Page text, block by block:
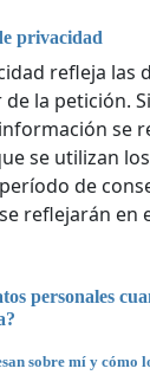
privacidad
refleja las
la petición.
se
se utilizan
de
reflejarán en
personales
sobre mí y cómo